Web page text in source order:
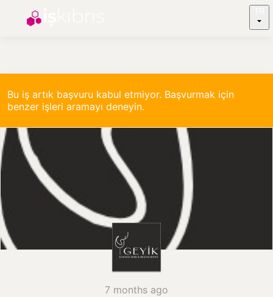
Bu iş artık başvuru kabul etmiyor. Başvurmak için
benzer işleri aramayı deneyin.
7 months ago